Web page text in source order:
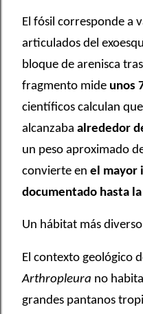
El fósil corresponde a
articulados del
bloque de arenisca
fragmento mide unos
científicos calculan
alcanzaba alrededor
un peso aproximado
convierte en el mayor
documentado hasta
Un hábitat más
El contexto geológico
Arthropleura no
grandes pantanos